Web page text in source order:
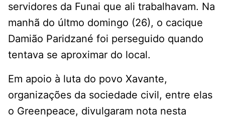
servidores da Funai que ali trabalhavam. Na
manhã do últmo domingo (26), o cacique
Damião Paridzané foi perseguido quando
tentava se aproximar do local.
Em apoio à luta do povo Xavante,
organizações da sociedade civil, entre elas
o Greenpeace, divulgaram nota nesta